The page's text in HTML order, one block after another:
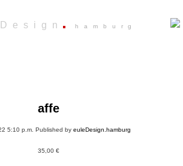
hamburg
affe
5:10 p.m. Published by euleDesign.hamburg
35,00 €